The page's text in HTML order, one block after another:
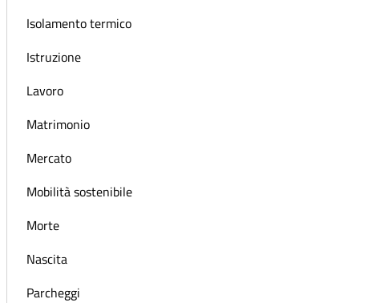
Isolamento termico
Istruzione
Lavoro
Matrimonio
Mercato
Mobilità sostenibile
Morte
Nascita
Parcheggi